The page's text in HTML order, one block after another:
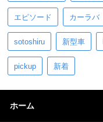
エピソード カーラバ
sotoshiru 新型車
pickup 新着
ホーム